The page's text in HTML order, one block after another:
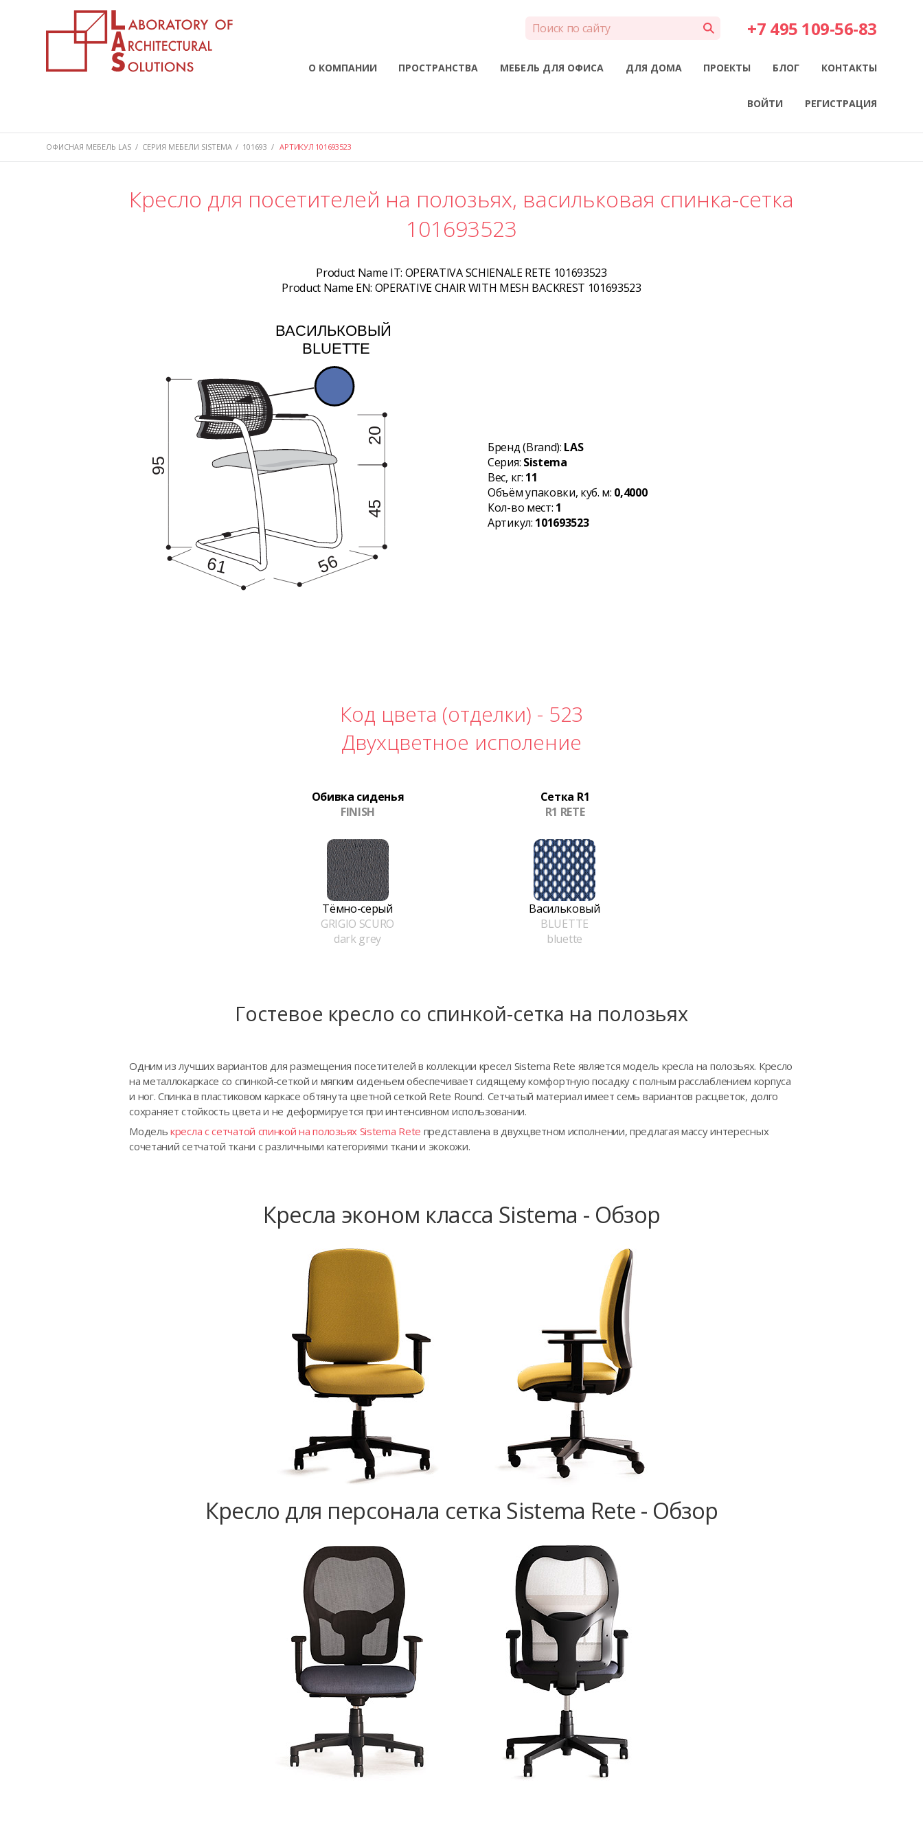
+7 495 109-56-83
О КОМПАНИИ ПРОСТРАНСТВА МЕБЕЛЬ ДЛЯ ОФИСА ДЛЯ ДОМА ПРОЕКТЫ БЛОГ КОНТАКТЫ
ВОЙТИ РЕГИСТРАЦИЯ
ОФИСНАЯ МЕБЕЛЬ LAS / СЕРИЯ МЕБЕЛИ SISTEMA / 101693 / АРТИКУЛ 101693523
Кресло для посетителей на полозьях, васильковая спинка-сетка
101693523
Product Name IT: OPERATIVA SCHIENALE RETE 101693523
Product Name EN: OPERATIVE CHAIR WITH MESH BACKREST 101693523
Бренд (Brand): LAS
Серия: Sistema
Вес, кг: 11
Объём упаковки, куб. м: 0,4000
Кол-во мест: 1
Артикул: 101693523
Код цвета (отделки) - 523
Двухцветное исполение
Обивка сиденья
FINISH
Сетка R1
R1 RETE
Тёмно-серый
GRIGIO SCURO
dark grey
Васильковый
BLUETTE
bluette
Гостевое кресло со спинкой-сетка на полозьях
Одним из лучших вариантов для размещения посетителей в коллекции кресел Sistema Rete является модель кресла на полозьях. Кресло
на металлокаркасе со спинкой-сеткой и мягким сиденьем обеспечивает сидящему комфортную посадку с полным расслаблением корпуса
и ног. Спинка в пластиковом каркасе обтянута цветной сеткой Rete Round. Сетчатый материал имеет семь вариантов расцветок, долго
сохраняет стойкость цвета и не деформируется при интенсивном использовании.
Моделькресла с сетчатой спинкой на полозьях Sistema Rete представлена в двухцветном исполнении, предлагая массу интересных
сочетаний сетчатой ткани с различными категориями ткани и экокожи.
Кресла эконом класса Sistema - Обзор
Кресло для персонала сетка Sistema Rete - Обзор